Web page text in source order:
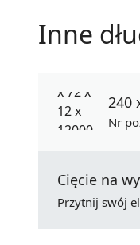
Inne
240
Nr
Cięcie na
Przytnij swój